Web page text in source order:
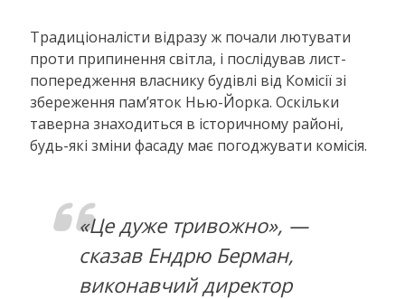
Традиціоналісти відразу ж почали лютувати
проти припинення світла, і послідував лист-
попередження власнику будівлі від Комісії зі
збереження пам’яток Нью-Йорка. Оскільки
таверна знаходиться в історичному районі,
будь-які зміни фасаду має погоджувати комісія.
«Це дуже тривожно», —
сказав Ендрю Берман,
виконавчий директор